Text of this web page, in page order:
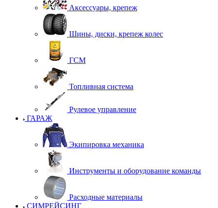
Аксессуары, крепеж
Шины, диски, крепеж колес
ГСМ
Топливная система
Рулевое управление
ГАРАЖ
Экипировка механика
Инструменты и оборудование команды
Расходные материалы
СИМРЕЙСИНГ